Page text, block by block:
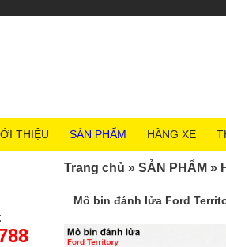
Mô bin đánh lửa Ford
Trang chủ »SẢN PHẨM »
THIỆU SẢN PHẨM HÃNG XE